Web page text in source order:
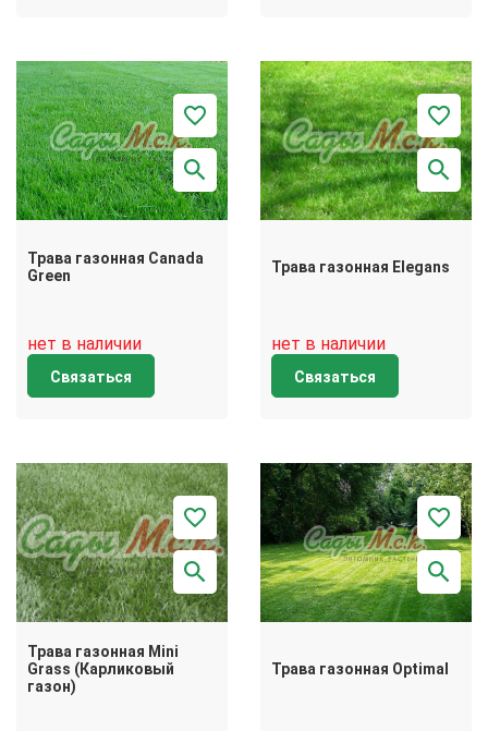
Трава газонная Canada
Green
нет в наличии
Связаться
Трава газонная Elegans
нет в наличии
Связаться
Трава газонная Mini
Grass (Карликовый
газон)
Трава газонная Optimal